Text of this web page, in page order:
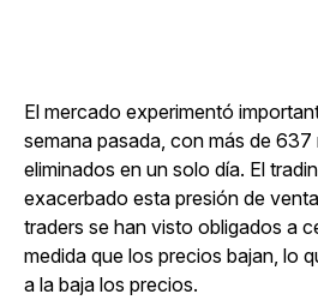
El mercado experimentó
semana pasada, con más de 637
eliminados en un solo día. El
exacerbado esta presión de
traders se han visto obligados a
medida que los precios bajan, lo
a la baja los precios.